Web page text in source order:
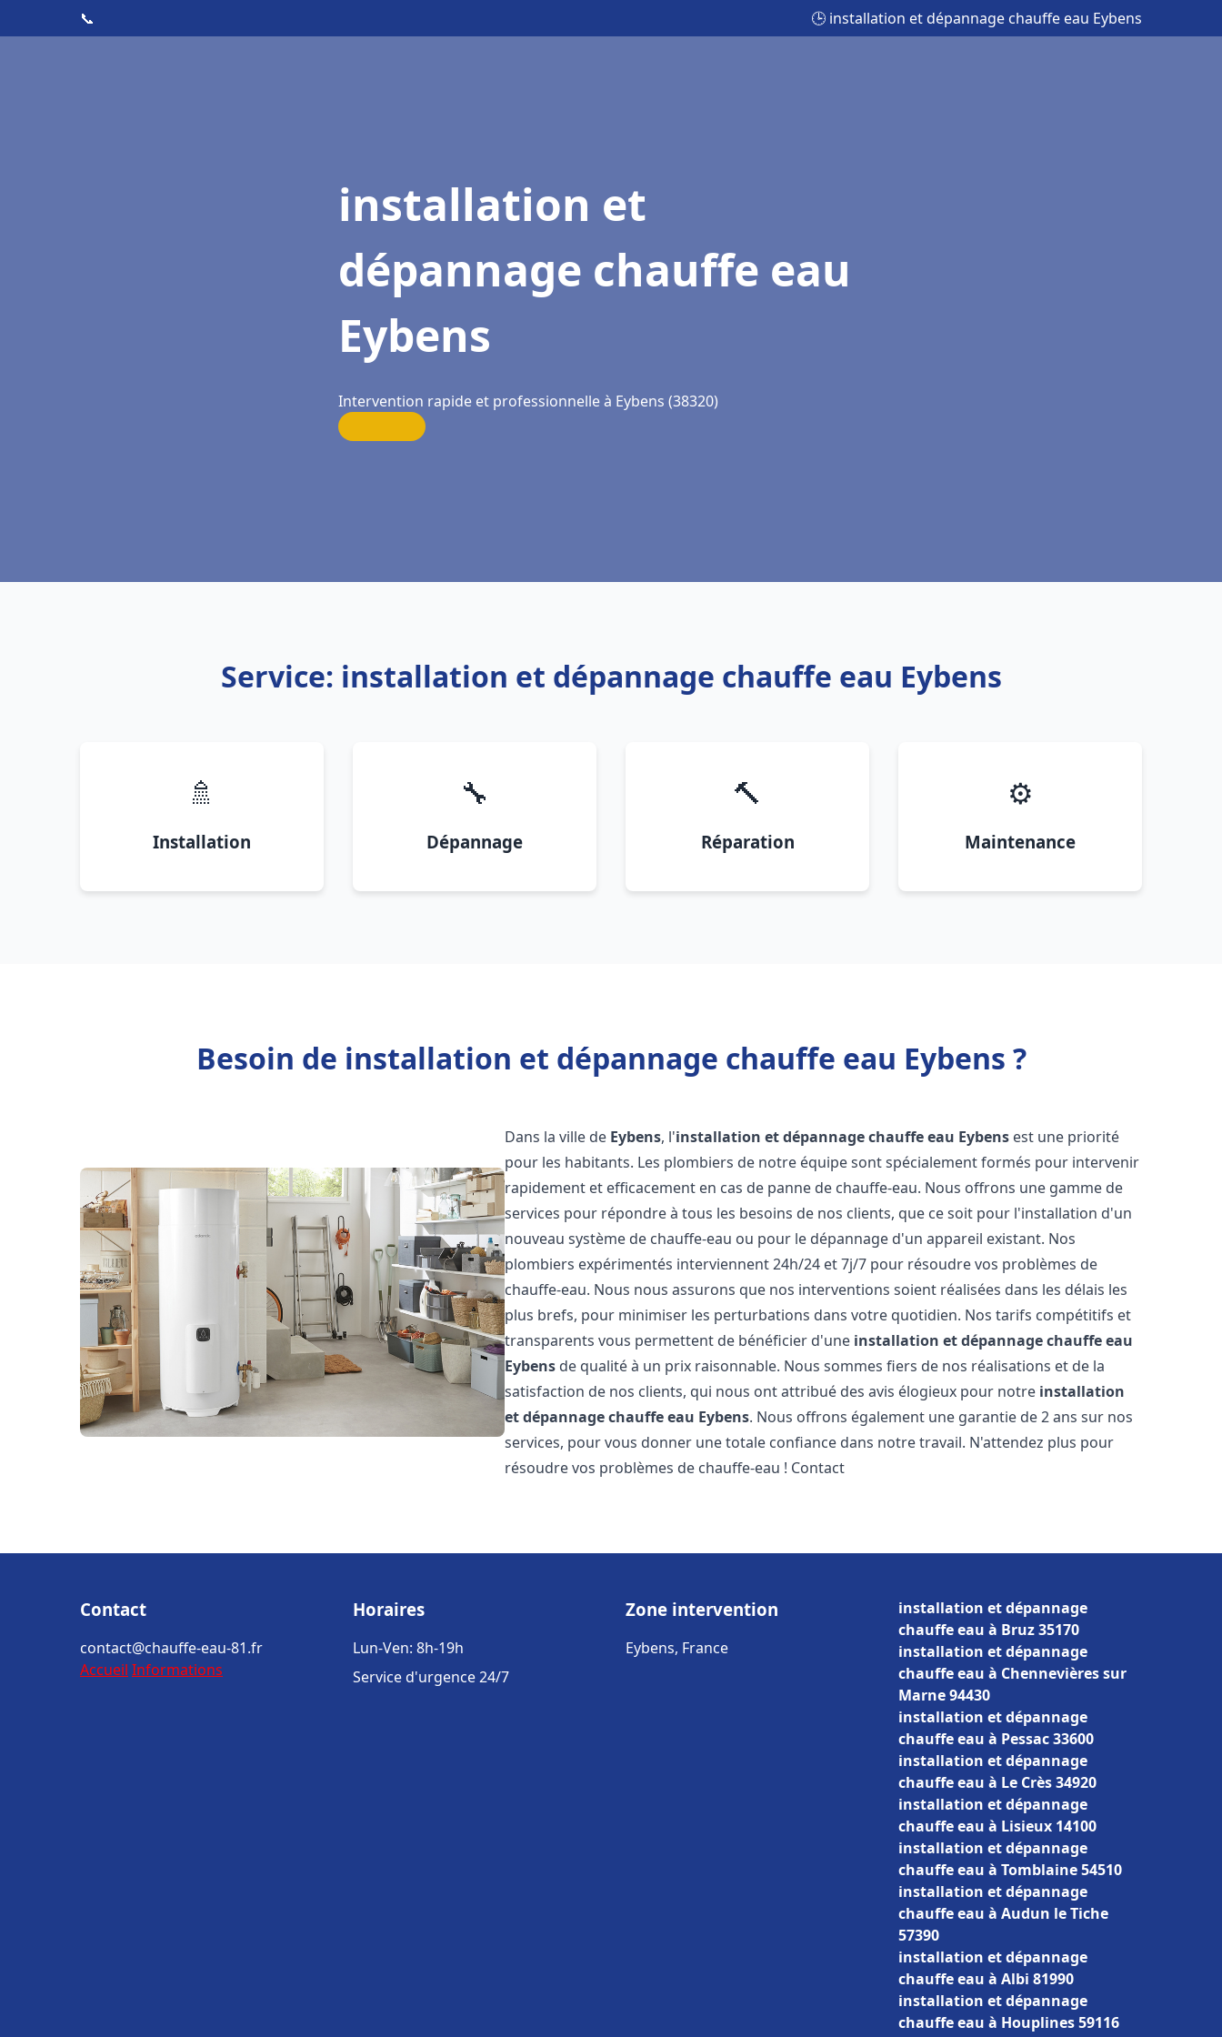
📞 🕒 installation et dépannage chauffe eau Eybens
installation et
dépannage chauffe eau
Eybens
Intervention rapide et professionnelle à Eybens (38320)
Service: installation et dépannage chauffe eau Eybens
🚿
Installation
🔧
Dépannage
🔨
Réparation
⚙️
Maintenance
Besoin de installation et dépannage chauffe eau Eybens ?
Dans la ville de Eybens, l'installation et dépannage chauffe eau Eybens est une priorité
pour les habitants. Les plombiers de notre équipe sont spécialement formés pour intervenir
rapidement et efficacement en cas de panne de chauffe-eau. Nous offrons une gamme de
services pour répondre à tous les besoins de nos clients, que ce soit pour l'installation d'un
nouveau système de chauffe-eau ou pour le dépannage d'un appareil existant. Nos
plombiers expérimentés interviennent 24h/24 et 7j/7 pour résoudre vos problèmes de
chauffe-eau. Nous nous assurons que nos interventions soient réalisées dans les délais les
plus brefs, pour minimiser les perturbations dans votre quotidien. Nos tarifs compétitifs et
transparents vous permettent de bénéficier d'une installation et dépannage chauffe eau
Eybens de qualité à un prix raisonnable. Nous sommes fiers de nos réalisations et de la
satisfaction de nos clients, qui nous ont attribué des avis élogieux pour notre installation
et dépannage chauffe eau Eybens. Nous offrons également une garantie de 2 ans sur nos
services, pour vous donner une totale confiance dans notre travail. N'attendez plus pour
résoudre vos problèmes de chauffe-eau ! Contact
Contact
contact@chauffe-eau-81.fr
Accueil Informations
Horaires
Lun-Ven: 8h-19h
Service d'urgence 24/7
Zone intervention
Eybens, France
installation et dépannage
chauffe eau à Bruz 35170
installation et dépannage
chauffe eau à Chennevières sur
Marne 94430
installation et dépannage
chauffe eau à Pessac 33600
installation et dépannage
chauffe eau à Le Crès 34920
installation et dépannage
chauffe eau à Lisieux 14100
installation et dépannage
chauffe eau à Tomblaine 54510
installation et dépannage
chauffe eau à Audun le Tiche
57390
installation et dépannage
chauffe eau à Albi 81990
installation et dépannage
chauffe eau à Houplines 59116